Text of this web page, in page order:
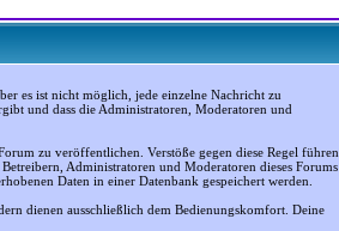
es ist nicht möglich, jede einzelne Nachricht zu
und dass die Administratoren, Moderatoren und
zu veröffentlichen. Verstöße gegen diese Regel führen
Administratoren und Moderatoren dieses Forums
Daten in einer Datenbank gespeichert werden.
dienen ausschließlich dem Bedienungskomfort. Deine